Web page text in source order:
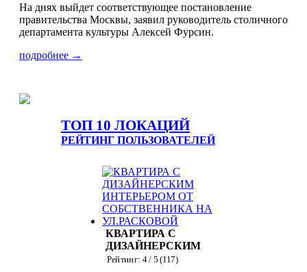
На днях выйдет соответствующее постановление
правительства Москвы, заявил руководитель столичного
департамента культуры Алексей Фурсин.
подробнее →
ТОП 10 ЛОКАЦИЙ
РЕЙТИНГ ПОЛЬЗОВАТЕЛЕЙ
КВАРТИРА С
ДИЗАЙНЕРСКИМ
ИНТЕРЬЕРОМ ОТ
Рейтинг: 4/ 5 (117)